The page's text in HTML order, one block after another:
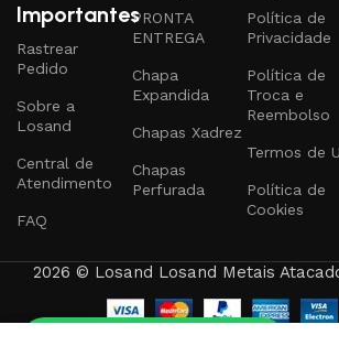
Importantes
Rastrear
Pedido
Sobre a
Losand
Central de
Atendimento
FAQ
PRONTA
ENTREGA
Chapa
Expandida
Chapas Xadrez
Chapas
Perfurada
Política de
Privacidade
Política de
Troca e
Reembolso
Termos de
Política de
Cookies
2026 © Losand Losand Metais